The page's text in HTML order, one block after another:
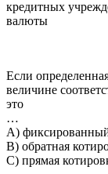
кредитных
валюты
Если
величине
это
…
A)
B) обратная
C) прямая